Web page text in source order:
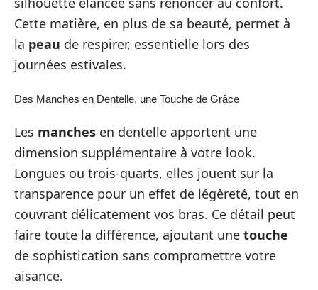
Cette matière, en plus de sa beauté, permet à
la peau de respirer, essentielle lors des
journées estivales.
Des Manches en Dentelle, une Touche de Grâce
Les manches en dentelle apportent une
dimension supplémentaire à votre look.
Longues ou trois-quarts, elles jouent sur la
transparence pour un effet de légèreté, tout en
couvrant délicatement vos bras. Ce détail peut
faire toute la différence, ajoutant une touche
de sophistication sans compromettre votre
aisance.